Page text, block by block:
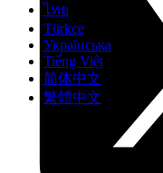
ไทย
Türkçe
Українська
Tiếng Việt
简体中文
繁體中文